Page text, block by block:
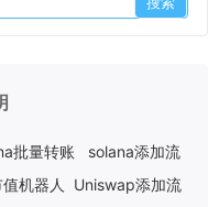
批量转账
solana添加流
机器人
Uniswap添加流